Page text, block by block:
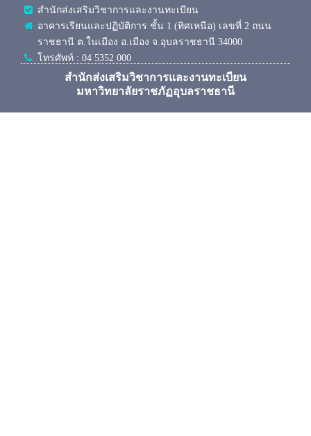
สำนักส่งเสริมวิชาการและงานทะเบียน
อาคารเรียนและปฏิบัติการ ชั้น 1 (ทิศเหนือ) เลขที่ 2 ถนน
ราชธานี ต.ในเมือง อ.เมือง จ.อุบลราชธานี 34000
โทรศัพท์ : 04 5352 000
สำนักส่งเสริมวิชาการและงานทะเบียน
มหาวิทยาลัยราชภัฏอุบลราชธานี